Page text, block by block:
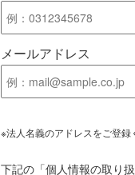
メールアドレス
※法人名義のアドレスをご登録
下記の「個人情報の取り